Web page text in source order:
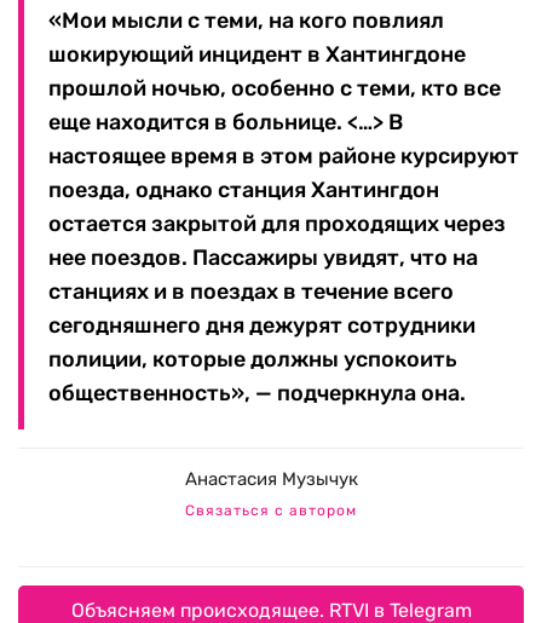
«Мои мысли с теми, на кого повлиял
шокирующий инцидент в Хантингдоне
прошлой ночью, особенно с теми, кто все
еще находится в больнице. <…> В
настоящее время в этом районе курсируют
поезда, однако станция Хантингдон
остается закрытой для проходящих через
нее поездов. Пассажиры увидят, что на
станциях и в поездах в течение всего
сегодняшнего дня дежурят сотрудники
полиции, которые должны успокоить
общественность», — подчеркнула она.
Анастасия Музычук
Связаться с автором
Объясняем происходящее. RTVI в Telegram